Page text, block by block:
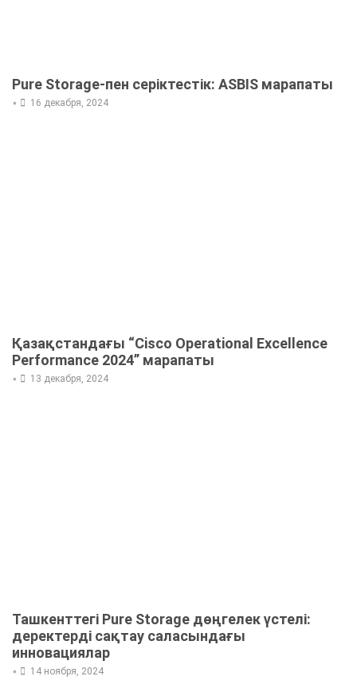
Pure Storage-пен серіктестік: ASBIS марапаты
• 16 декабря, 2024
Қазақстандағы “Cisco Operational Excellence
Performance 2024” марапаты
• 13 декабря, 2024
Ташкенттегі Pure Storage дөңгелек үстелі:
деректерді сақтау саласындағы
инновациялар
• 14 ноября, 2024